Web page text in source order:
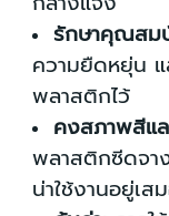
รักษาคุณสม
ความยืดหยุ่น แ
พลาสติกไว้
คงสภาพสีแ
พลาสติกซีดจา
น่าใช้งานอยู่เส